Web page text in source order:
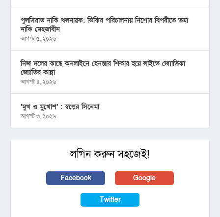
পুলসিরাত নাকি খলনায়ক: ভিকির পরিচালনায় নিশোর বিপরীতে তমা
নাকি মেহজাবীন
আগস্ট ৫, ২০২৬
নিজ দলের কাছে অনলাইনে হেনস্তার শিকার হয়ে লাইভে জ্যোতিকা
জ্যোতির কান্না
আগস্ট ৪, ২০২৬
‘মুখ ও মু্খোশ’ : স্বপ্নের সিনেমা
আগস্ট ৩, ২০২৬
লগিন করুন সহজেই!
Facebook Google
Twitter